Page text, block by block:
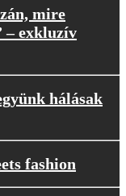
mire
– exkluzív
hálásak
fashion